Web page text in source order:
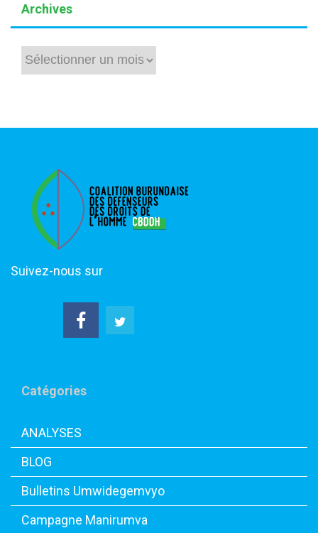
Archives
Archives
Suivez-nous sur
Catégories
ANALYSES
BLOG
Bulletins Umwidegemvyo
Campagne Manirumva